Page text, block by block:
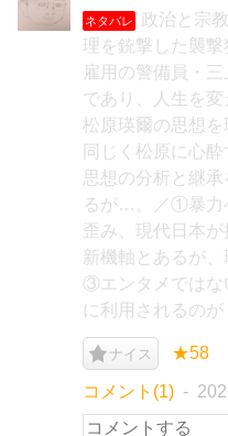
ネタバレ
政治と宗
理を銃撃した襲
雇用の警備員・
であり、人生を
松原瑛爾の思想を
同じく松原に心
思想の分析と継
るが…。／①暴力
歪み、現代日本
新機軸とあるが、
③エンタメではな
に利用されるのが
ナイス ★58
コメント(1)